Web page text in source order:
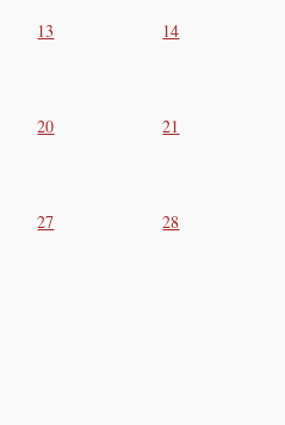
13 14
20 21
27 28